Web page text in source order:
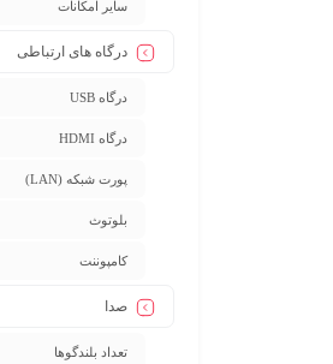
سایر امکانات
درگاه های ارتباطی
درگاه USB
درگاه HDMI
پورت شبکه (LAN)
بلوتوث
کامپوننت
صدا
تعداد بلندگوها